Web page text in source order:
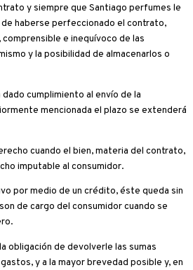
y siempre que Santiago perfumes le
de haberse perfeccionado el contrato,
e inequívoco de las
y la posibilidad de almacenarlos o
cumplimiento al envío de la
mencionada el plazo se extenderá
cuando el bien, materia del contrato,
imputable al consumidor.
por medio de un crédito, éste queda sin
de cargo del consumidor cuando se
obligación de devolverle las sumas
y a la mayor brevedad posible y, en